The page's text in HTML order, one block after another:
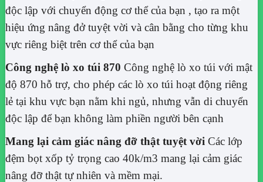
độc lập với chuyển động cơ thể của bạn , tạo ra một
hiệu ứng nâng đở tuyệt vời và cân bằng cho từng khu
vực riêng biệt trên cơ thể của bạn
Công nghệ lò xo túi 870 Công nghệ lò xo túi với mật
độ 870 hỗ trợ, cho phép các lò xo túi hoạt động riêng
lẻ tại khu vực bạn nằm khi ngủ, nhưng vẫn di chuyển
độc lập để bạn không làm phiền người bên cạnh
Mang lại cảm giác nâng đỡ thật tuyệt vời Các lớp
đệm bọt xốp tỷ trọng cao 40k/m3 mang lại cảm giác
nâng đỡ thật tự nhiên và mềm mại.